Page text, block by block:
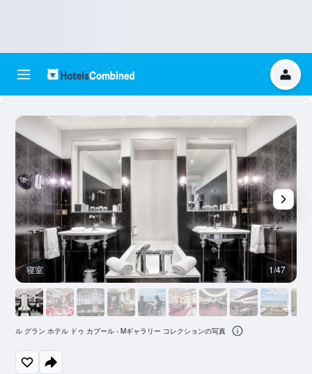
寝室 1/47
ル グラン ホテル ドゥ カブール - Mギャラリー コレクションの写真